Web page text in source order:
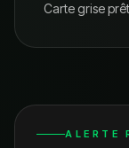
Carte grise
ALERTE